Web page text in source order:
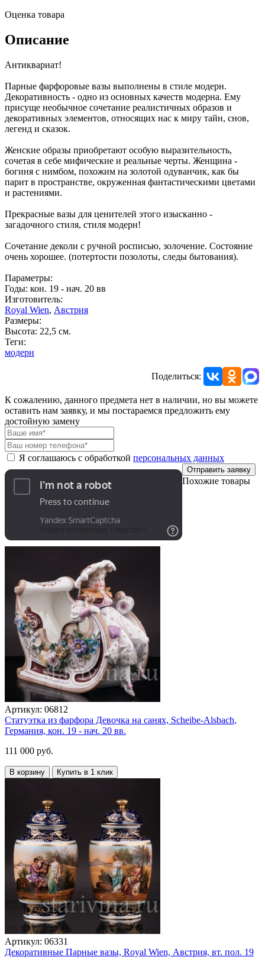
Оценка товара
Описание
Антиквариат!
Парные фарфоровые вазы выполнены в стиле модерн.
Декоративность - одно из основных качеств модерна. Ему
присуще необычное сочетание реалистичных образов и
декоративных элементов, относящих нас к миру тайн, снов,
легенд и сказок.
Женские образы приобретают особую выразительность,
сочетая в себе мифические и реальные черты. Женщина -
богиня с нимбом, похожим на золотой одуванчик, как бы
парит в пространстве, окруженная фантастическими цветами
и растениями.
Прекрасные вазы для ценителей этого изысканно -
загадочного стиля, стиля модерн!
Сочетание деколи с ручной росписью, золочение. Состояние
очень хорошее. (потертости позолоты, следы бытования).
Параметры:
Годы: кон. 19 - нач. 20 вв
Изготовитель:
Royal Wien, Австрия
Размеры:
Высота: 22,5 см.
Теги:
модерн
Поделиться:
К сожалению, данного предмета нет в наличии, но вы можете
оставить нам заявку, и мы постараемся предложить ему
достойную замену
Я соглашаюсь с обработкой персональных данных
Отправить заявку
Похожие товары
Артикул: 06812
Статуэтка из фарфора Девочка на санях, Scheibe-Alsbach,
Германия, кон. 19 - нач. 20 вв.
111 000 руб.
В корзину Купить в 1 клик
Артикул: 06331
Декоративные Парные вазы, Royal Wien, Австрия, вт. пол. 19